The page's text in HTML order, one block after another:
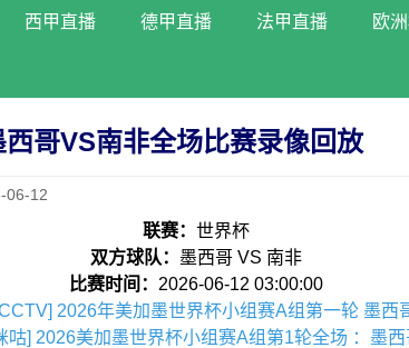
西甲直播 德甲直播 法甲直播 欧
哥VS南非全场比赛录像回放
06-12
联赛： 世界杯
双方球队： 墨西哥 VS 南非
比赛时间： 2026-06-12 03:00:00
2026年美加墨世界杯小组赛A组第一轮 墨西
咕] 2026美加墨世界杯小组赛A组第1轮全场 ：墨